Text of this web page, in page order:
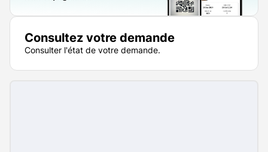
Consultez votre demande
Consulter l'état de votre demande.